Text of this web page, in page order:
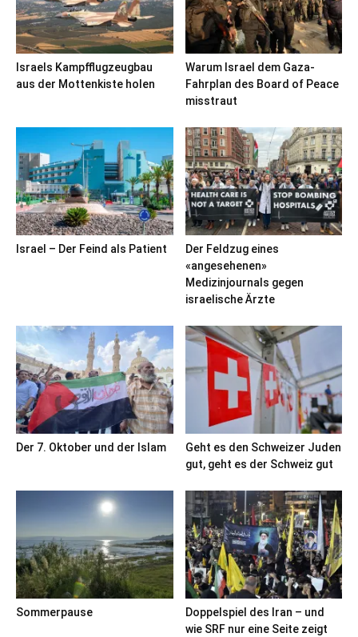
Israels Kampfflugzeugbau
aus der Mottenkiste holen
Warum Israel dem Gaza-
Fahrplan des Board of Peace
misstraut
Israel – Der Feind als Patient
Der Feldzug eines
«angesehenen»
Medizinjournals gegen
israelische Ärzte
Der 7. Oktober und der Islam
Geht es den Schweizer Juden
gut, geht es der Schweiz gut
Sommerpause
Doppelspiel des Iran – und
wie SRF nur eine Seite zeigt